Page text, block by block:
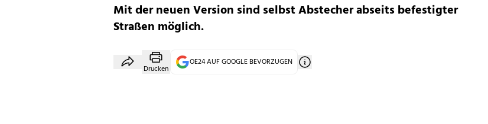
Mit der neuen Version sind selbst Abstecher abseits befestigter
Straßen möglich.
Drucken
OE24 AUF GOOGLE BEVORZUGEN